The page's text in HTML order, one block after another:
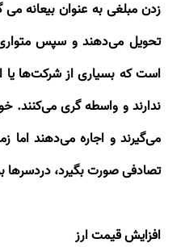
زدن مبلغی به عنوان بیعانه می
تحویل می‌دهند و سپس
است که بسیاری از شرکت‌ها یا
ندارند و واسطه گری می‌کنند.
می‌گیرند و اجاره می‌دهند اما
تصادفی صورت بگیرد، دردسرها
افزایش قیمت ارز